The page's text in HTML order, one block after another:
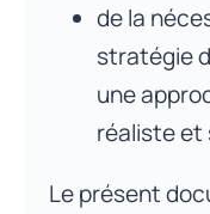
de la
stratégie
une
réaliste et
Le présent